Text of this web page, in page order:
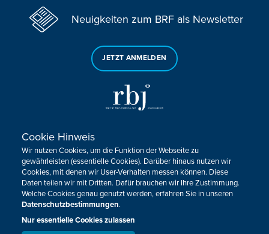
Neuigkeiten zum BRF als Newsletter
JETZT ANMELDEN
Sie haben noch Fragen oder Anmerkungen?
KONTAKTIEREN SIE UNS!
Impressum Datenschutz Kontakt
Barrierefreiheit
Cookie-Zustimmung anpassen
Design, Konzept & Programmierung:
Cookie Hinweis
Wir nutzen Cookies, um die Funktion der Webseite zu
gewährleisten (essentielle Cookies). Darüber hinaus nutzen wir
Cookies, mit denen wir User-Verhalten messen können. Diese
Daten teilen wir mit Dritten. Dafür brauchen wir Ihre Zustimmung.
Welche Cookies genau genutzt werden, erfahren Sie in unseren
Datenschutzbestimmungen.
Nur essentielle Cookies zulassen